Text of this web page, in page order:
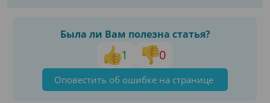
Была ли Вам полезна статья?
1 0
Оповестить об ошибке на странице